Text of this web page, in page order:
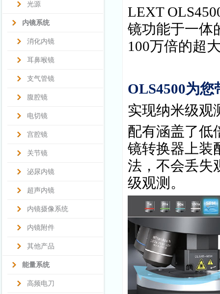
光源
内镜系统
消化内镜
耳鼻喉镜
支气管镜
腹腔镜
电切镜
宫腔镜
关节镜
泌尿内镜
超声内镜
内镜摄像系统
内镜附件
其他产品
能量系统
高频电刀
LEXT
镜功能于一体
100万倍的超
OLS4500为您
实现纳米级观
配有涵盖了低
镜转换器上装
法，不会丢失
级观测。